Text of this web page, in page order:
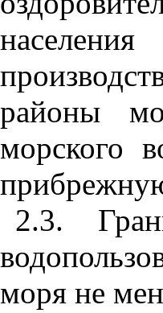
районы
морского
2.3.
моря не